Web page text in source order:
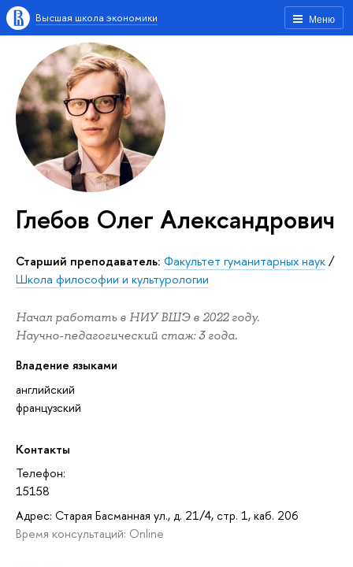
Меню
Высшая школа экономики
Глебов Олег Александрович
Старший преподаватель: Факультет гуманитарных наук/
Школа философии и культурологии
Начал работать в НИУ ВШЭ в 2022 году.
Научно-педагогический стаж: 3 года.
Владение языками
английский
французский
Контакты
Телефон:
15158
Адрес: Старая Басманная ул., д. 21/4, стр. 1, каб. 206
Время консультаций: Online